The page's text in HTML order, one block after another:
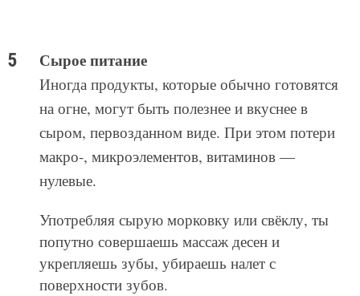
Сырое питание
Иногда продукты, которые обычно готовятся
на огне, могут быть полезнее и вкуснее в
сыром, первозданном виде. При этом потери
макро-, микроэлементов, витаминов —
нулевые.
Употребляя сырую морковку или свёклу, ты
попутно совершаешь массаж десен и
укрепляешь зубы, убираешь налет с
поверхности зубов.